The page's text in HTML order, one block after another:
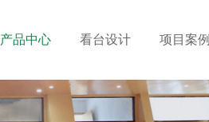
产品中心 看台设计 项目案例